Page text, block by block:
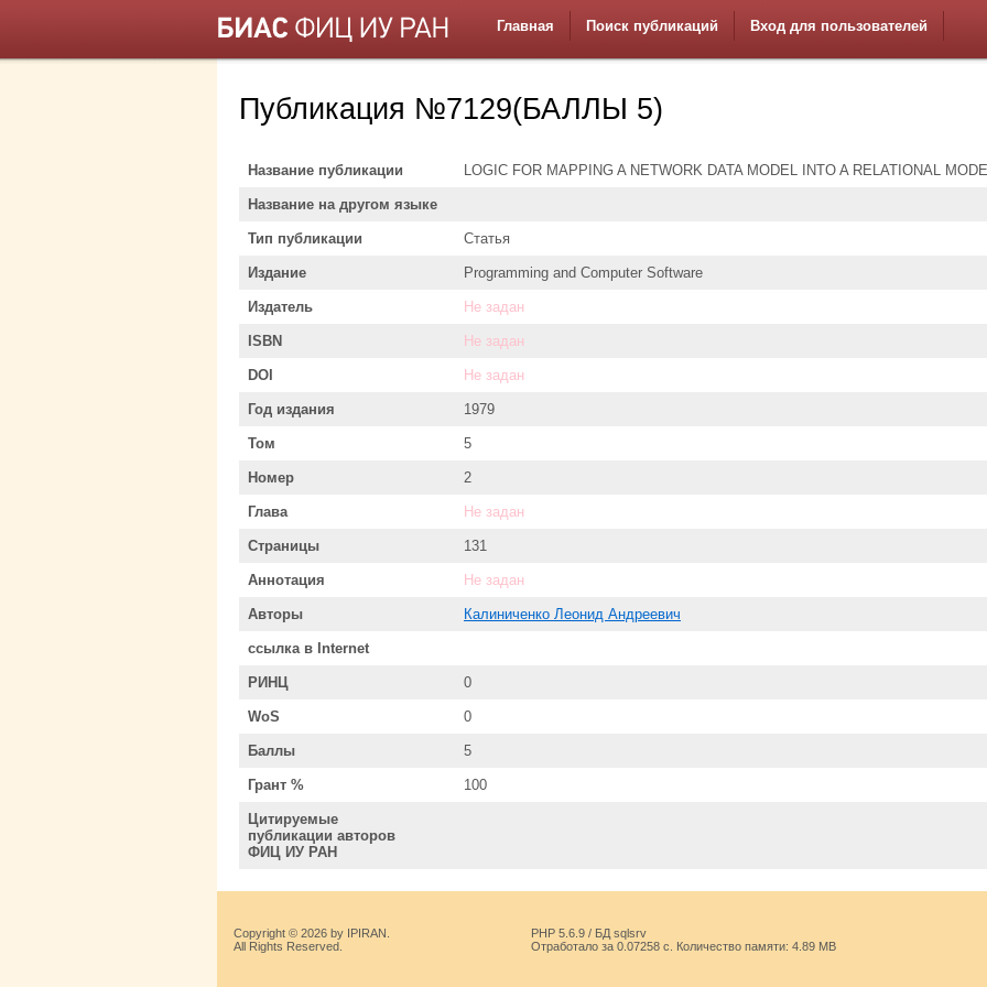
Главная Поиск публикаций Вход для пользователей
Публикация №7129(БАЛЛЫ 5)
Название публикации LOGIC FOR MAPPING A NETWORK DATA MODEL INTO A RELATIONAL MODE
Название на другом языке
Тип публикации Статья
Издание Programming and Computer Software
Издатель Не задан
ISBN Не задан
DOI Не задан
Год издания 1979
Том 5
Номер 2
Глава Не задан
Страницы 131
Аннотация Не задан
Авторы Калиниченко Леонид Андреевич
ссылка в Internet
РИНЦ 0
WoS 0
Баллы 5
Грант % 100
Цитируемые
публикации авторов
ФИЦ ИУ РАН
Copyright © 2026 by IPIRAN.
All Rights Reserved.
PHP 5.6.9 / БД sqlsrv
Отработало за 0.07258 с. Количество памяти: 4.89 MB